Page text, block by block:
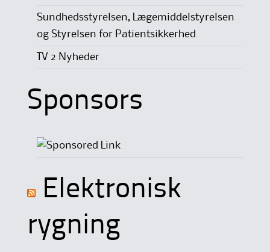
Sundhedsstyrelsen, Lægemiddelstyrelsen
og Styrelsen for Patientsikkerhed
TV 2 Nyheder
Sponsors
Elektronisk
rygning